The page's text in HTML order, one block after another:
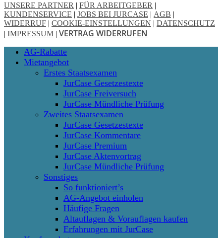
UNSERE PARTNER | FÜR ARBEITGEBER |
KUNDENSERVICE | JOBS BEI JURCASE | AGB |
WIDERRUF | COOKIE-EINSTELLUNGEN | DATENSCHUTZ
| IMPRESSUM | VERTRAG WIDERRUFEN
Close
AG-Rabatte
Mietangebot
Erstes Staatsexamen
JurCase Gesetzestexte
JurCase Freiversuch
JurCase Mündliche Prüfung
Zweites Staatsexamen
JurCase Gesetzestexte
JurCase Kommentare
JurCase Premium
JurCase Aktenvortrag
JurCase Mündliche Prüfung
Sonstiges
So funktioniert’s
AG-Angebot einholen
Häufige Fragen
Altauflagen & Vorauflagen kaufen
Erfahrungen mit JurCase